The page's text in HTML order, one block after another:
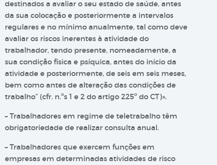
destinados a avaliar o seu estado de saúde, antes
da sua colocação e posteriormente a intervalos
regulares e no mínimo anualmente, tal como deve
avaliar os riscos inerentes à atividade do
trabalhador, tendo presente, nomeadamente, a
sua condição física e psíquica, antes do início da
atividade e posteriormente, de seis em seis meses,
bem como antes de alteração das condições de
trabalho” (cfr. n.ºs 1 e 2 do artigo 225º do CT)».
– Trabalhadores em regime de teletrabalho têm
obrigatoriedade de realizar consulta anual.
– Trabalhadores que exercem funções em
empresas em determinadas atividades de risco